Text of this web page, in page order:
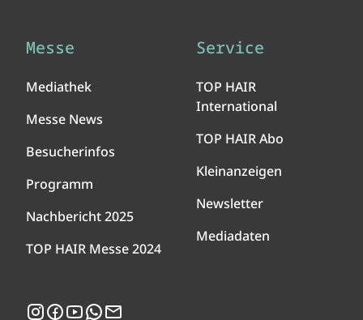
Messe
Mediathek
Messe News
Besucherinfos
Programm
Nachbericht 2025
TOP HAIR Messe 2024
Service
TOP HAIR
International
TOP HAIR Abo
Kleinanzeigen
Newsletter
Mediadaten
Instagram
Facebook
YouTubeWhatsApp